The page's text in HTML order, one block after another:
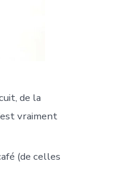
de la
vraiment
(de celles